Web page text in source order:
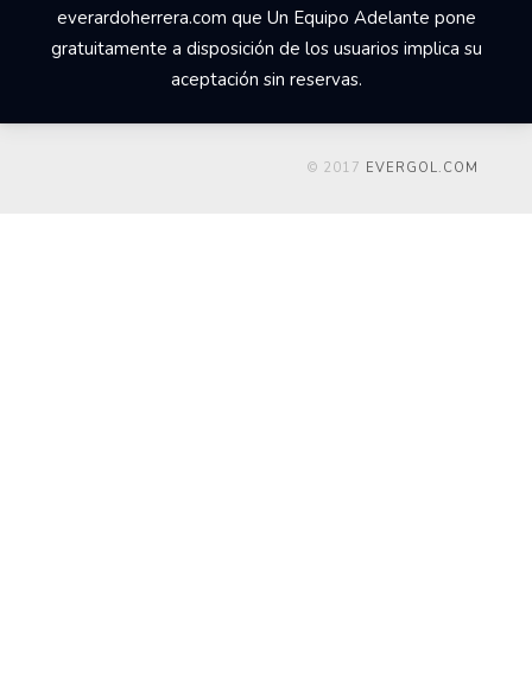
everardoherrera.com que Un Equipo Adelante pone
gratuitamente a disposición de los usuarios implica su
aceptación sin reservas.
© 2017 EVERGOL.COM